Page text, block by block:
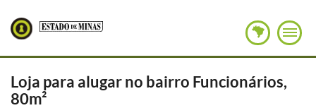
Loja para alugar no bairro Funcionários,
80m²